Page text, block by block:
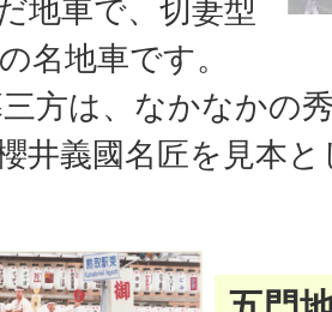
地車で、切妻型
名地車です。
方は、なかなかの
井義國名匠を見本